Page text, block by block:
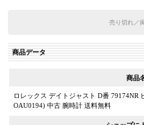
売り切れ／
商品データ
商品
ロレックス デイトジャスト D番 79174NR
OAU0194) 中古 腕時計 送料無料